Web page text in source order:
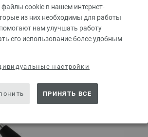
cookie в нашем интернет-
из них необходимы для работы
нам улучшать работу
его использование более удобным
настройки
ПРИНЯТЬ ВСЕ
В КОРЗИНУ
Добавить в избранное